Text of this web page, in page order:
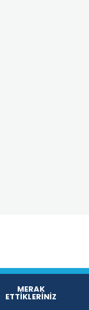
MERAK
ETTİKLERİNİZ